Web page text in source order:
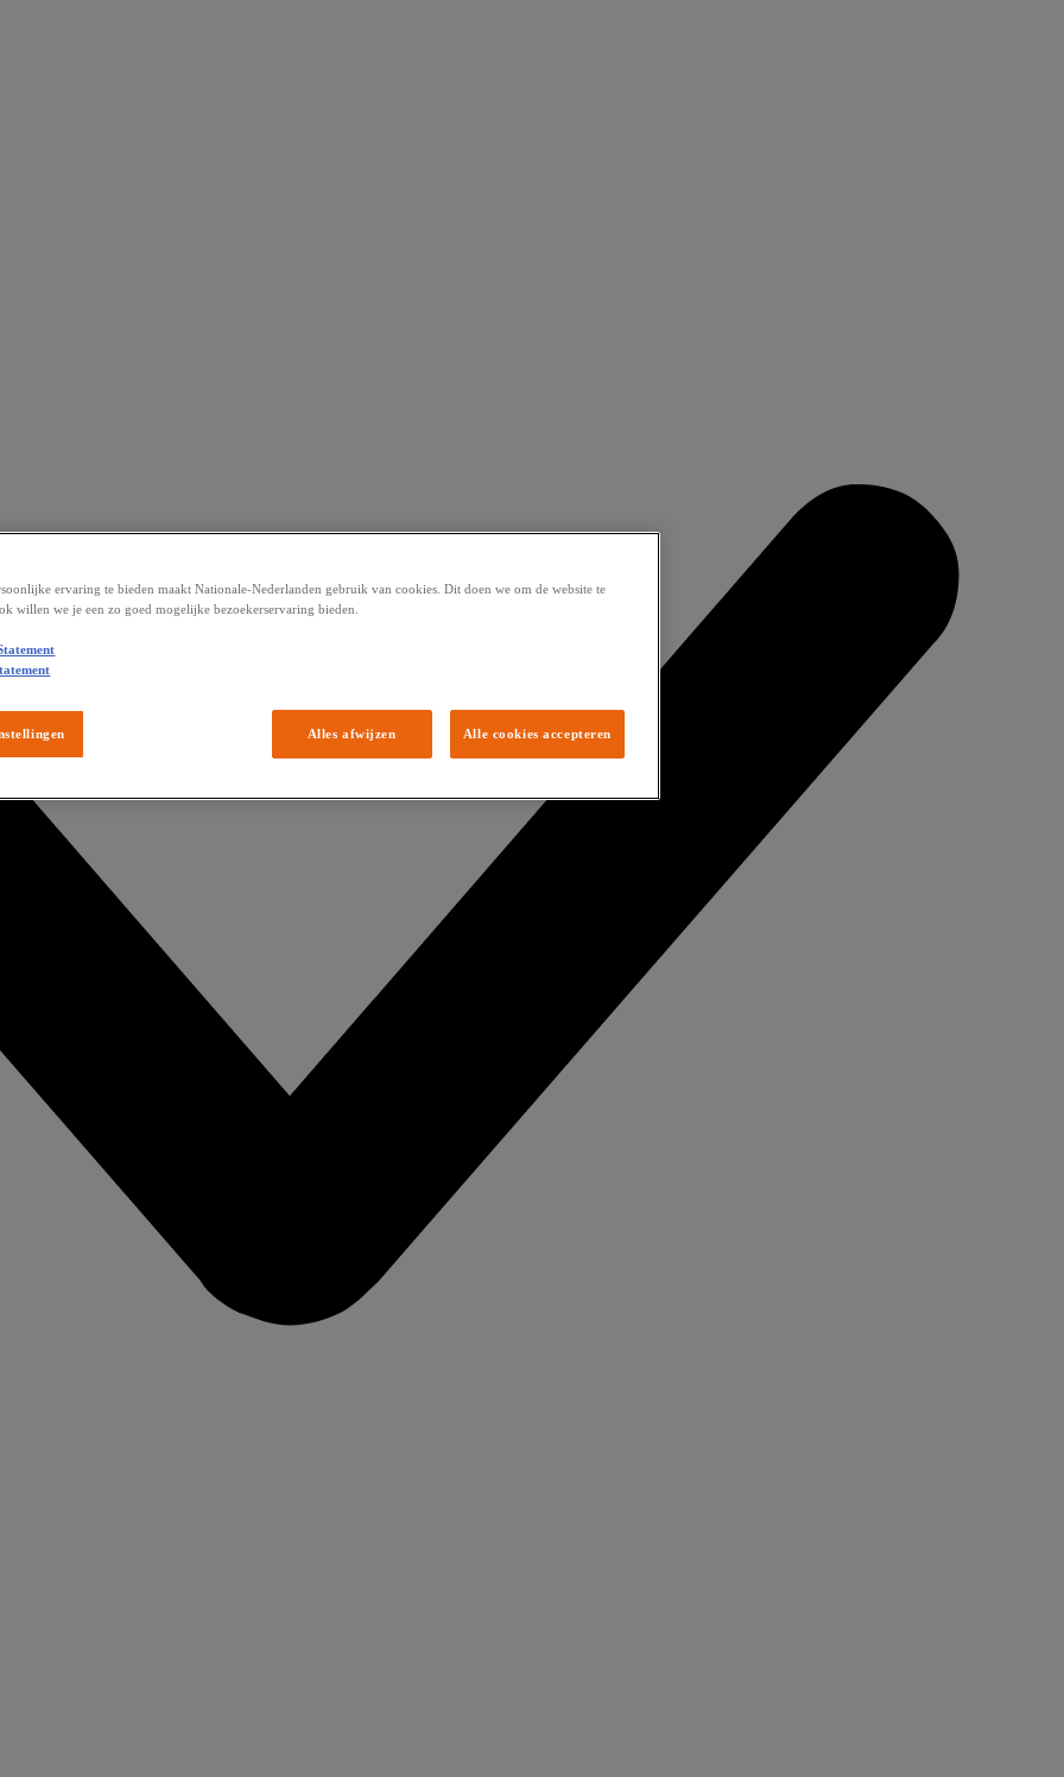
ervaring te bieden maakt Nationale-Nederlanden gebruik van cookies. Dit doen we om de website te
willen we je een zo goed mogelijke bezoekerservaring bieden.
Alles afwijzen Alle cookies accepteren